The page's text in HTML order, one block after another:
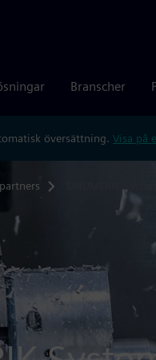
Branscher
översättning. Visa på